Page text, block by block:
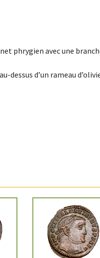
phrygien avec une
dessus d’un rameau